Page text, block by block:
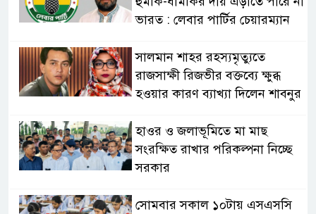
ভারত : লেবার পার্টির চেয়ারম্যান
সালমান শাহর রহস্যমৃত্যুতে
রাজসাক্ষী রিজভীর বক্তব্যে ক্ষুব্ধ
হওয়ার কারণ ব্যাখ্যা দিলেন শাবনুর
হাওর ও জলাভূমিতে মা মাছ
সংরক্ষিত রাখার পরিকল্পনা নিচ্ছে
সরকার
সোমবার সকাল ১০টায় এসএসসি